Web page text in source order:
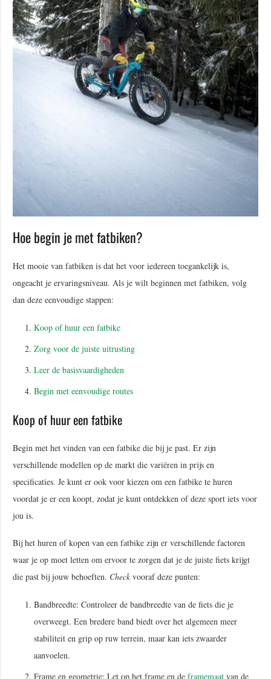
Hoe begin je met fatbiken?
Het mooie van fatbiken is dat het voor iedereen toegankelijk is,
ongeacht je ervaringsniveau. Als je wilt beginnen met fatbiken, volg
dan deze eenvoudige stappen:
Koop of huur een fatbike
Zorg voor de juiste uitrusting
Leer de basisvaardigheden
Begin met eenvoudige routes
Koop of huur een fatbike
Begin met het vinden van een fatbike die bij je past. Er zijn
verschillende modellen op de markt die variëren in prijs en
specificaties. Je kunt er ook voor kiezen om een fatbike te huren
voordat je er een koopt, zodat je kunt ontdekken of deze sport iets voor
jou is.
Bij het huren of kopen van een fatbike zijn er verschillende factoren
waar je op moet letten om ervoor te zorgen dat je de juiste fiets krijgt
die past bij jouw behoeften. Check vooraf deze punten:
Bandbreedte: Controleer de bandbreedte van de fiets die je
overweegt. Een bredere band biedt over het algemeen meer
stabiliteit en grip op ruw terrein, maar kan iets zwaarder
aanvoelen.
Frame en geometrie: Let op het frame en de framemaat van de